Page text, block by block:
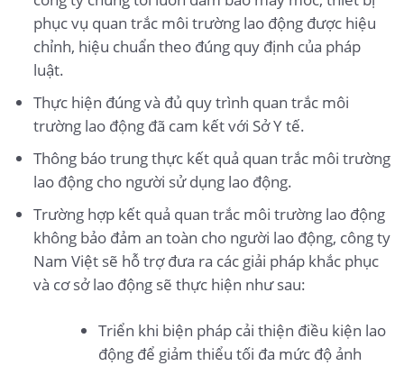
phục vụ quan trắc môi trường lao động được hiệu
chỉnh, hiệu chuẩn theo đúng quy định của pháp
luật.
Thực hiện đúng và đủ quy trình quan trắc môi
trường lao động đã cam kết với Sở Y tế.
Thông báo trung thực kết quả quan trắc môi trường
lao động cho người sử dụng lao động.
Trường hợp kết quả quan trắc môi trường lao động
không bảo đảm an toàn cho người lao động, công ty
Nam Việt sẽ hỗ trợ đưa ra các giải pháp khắc phục
và cơ sở lao động sẽ thực hiện như sau:
Triển khi biện pháp cải thiện điều kiện lao
động để giảm thiểu tối đa mức độ ảnh